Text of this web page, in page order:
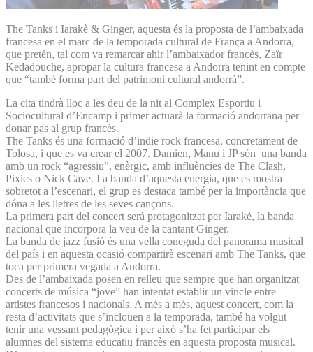
The Tanks i Iarakè & Ginger, aquesta és la proposta de l’ambaixada
francesa en el marc de la temporada cultural de França a Andorra,
que pretén, tal com va remarcar ahir l’ambaixador francès, Zaïr
Kedadouche, apropar la cultura francesa a Andorra tenint en compte
que “també forma part del patrimoni cultural andorrà”.
La cita tindrà lloc a les deu de la nit al Complex Esportiu i
Sociocultural d’Encamp i primer actuarà la formació andorrana per
donar pas al grup francès.
The Tanks és una formació d’indie rock francesa, concretament de
Tolosa, i que es va crear el 2007. Damien, Manu i JP són una banda
amb un rock “agressiu”, enèrgic, amb influències de The Clash,
Pixies o Nick Cave. I a banda d’aquesta energia, que es mostra
sobretot a l’escenari, el grup es destaca també per la importància que
dóna a les lletres de les seves cançons.
La primera part del concert serà protagonitzat per Iarakè, la banda
nacional que incorpora la veu de la cantant Ginger.
La banda de jazz fusió és una vella coneguda del panorama musical
del país i en aquesta ocasió compartirà escenari amb The Tanks, que
toca per primera vegada a Andorra.
Des de l’ambaixada posen en relleu que sempre que han organitzat
concerts de música “jove” han intentat establir un vincle entre
artistes francesos i nacionals. A més a més, aquest concert, com la
resta d’activitats que s’inclouen a la temporada, també ha volgut
tenir una vessant pedagògica i per això s’ha fet participar els
alumnes del sistema educatiu francès en aquesta proposta musical.